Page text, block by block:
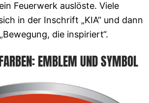
Feuerwerk auslöste. Viele
in der Inschrift „KIA“ und dann
die inspiriert“.
EMBLEM UND SYMBOL